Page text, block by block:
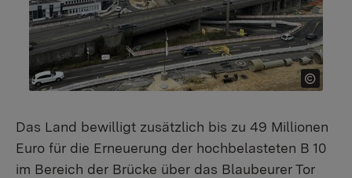
Das Land bewilligt zusätzlich bis zu 49 Millionen
Euro für die Erneuerung der hochbelasteten B 10
im Bereich der Brücke über das Blaubeurer Tor